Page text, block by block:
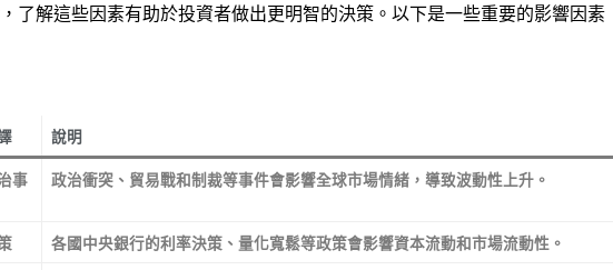
了解這些因素有助於投資者做出更明智的決策。以下是一些重要的影響因素
說明
事
政治衝突、貿易戰和制裁等事件會影響全球市場情緒，導致波動性上升。
各國中央銀行的利率決策、量化寬鬆等政策會影響資本流動和市場流動性。